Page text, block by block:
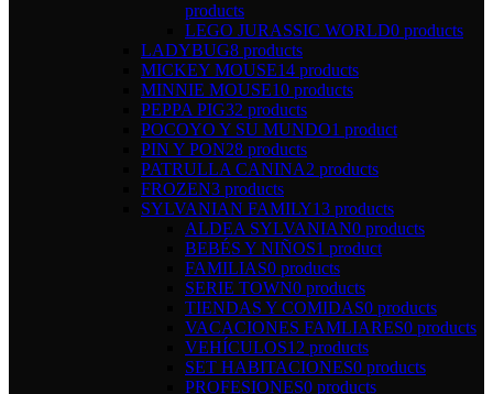
products
LEGO JURASSIC WORLD0 products
LADYBUG8 products
MICKEY MOUSE14 products
MINNIE MOUSE10 products
PEPPA PIG32 products
POCOYO Y SU MUNDO1 product
PIN Y PON28 products
PATRULLA CANINA2 products
FROZEN3 products
SYLVANIAN FAMILY13 products
ALDEA SYLVANIAN0 products
BEBÉS Y NIÑOS1 product
FAMILIAS0 products
SERIE TOWN0 products
TIENDAS Y COMIDAS0 products
VACACIONES FAMLIARES0 products
VEHÍCULOS12 products
SET HABITACIONES0 products
PROFESIONES0 products